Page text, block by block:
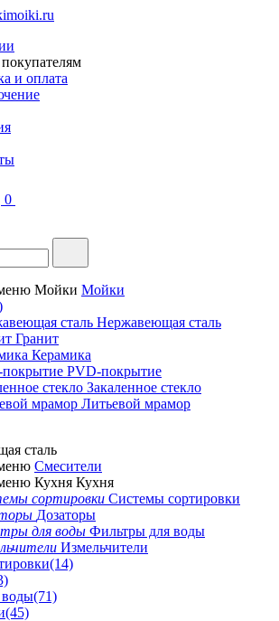
и оплата
0
Мойки Мойки
Нержавеющая сталь
Гранит
Керамика
PVD-покрытие
Закаленное стекло
Литьевой мрамор
Смесители
Кухня Кухня
Системы сортировки
Дозаторы
Фильтры для воды
Измельчители
(14)
(71)
(45)